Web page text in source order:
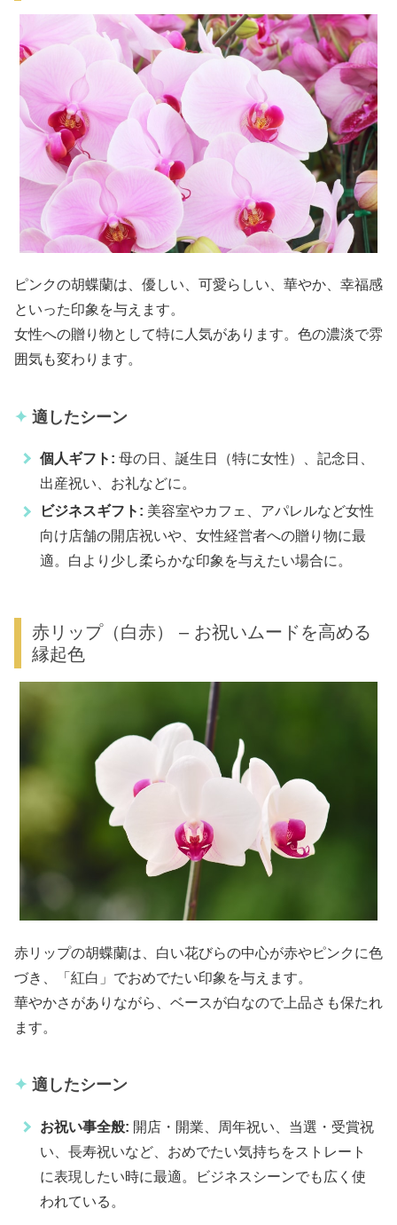
ピンクの胡蝶蘭は、優しい、可愛らしい、華やか、幸福感
といった印象を与えます。
女性への贈り物として特に人気があります。色の濃淡で雰
囲気も変わります。
適したシーン
個人ギフト: 母の日、誕生日（特に女性）、記念日、
出産祝い、お礼などに。
ビジネスギフト: 美容室やカフェ、アパレルなど女性
向け店舗の開店祝いや、女性経営者への贈り物に最
適。白より少し柔らかな印象を与えたい場合に。
赤リップ（白赤） – お祝いムードを高める
縁起色
赤リップの胡蝶蘭は、白い花びらの中心が赤やピンクに色
づき、「紅白」でおめでたい印象を与えます。
華やかさがありながら、ベースが白なので上品さも保たれ
ます。
適したシーン
お祝い事全般: 開店・開業、周年祝い、当選・受賞祝
い、長寿祝いなど、おめでたい気持ちをストレート
に表現したい時に最適。ビジネスシーンでも広く使
われている。